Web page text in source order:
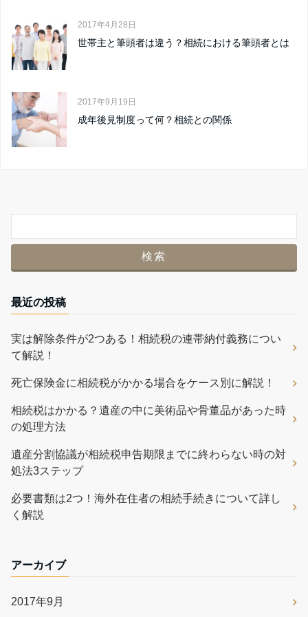
2017年4月28日
世帯主と筆頭者は違う？相続における筆頭者とは
2017年9月19日
成年後見制度って何？相続との関係
最近の投稿
実は解除条件が2つある！相続税の連帯納付義務につい
て解説！
死亡保険金に相続税がかかる場合をケース別に解説！
相続税はかかる？遺産の中に美術品や骨董品があった時
の処理方法
遺産分割協議が相続税申告期限までに終わらない時の対
処法3ステップ
必要書類は2つ！海外在住者の相続手続きについて詳し
く解説
アーカイブ
2017年9月